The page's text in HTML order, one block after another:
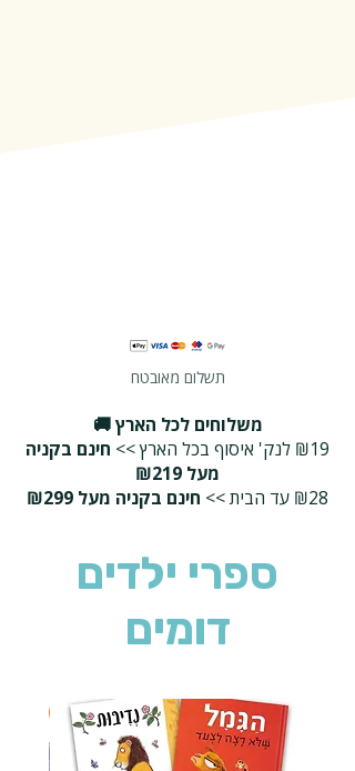
תשלום מאובטח
משלוחים לכל הארץ 🚚
₪19 לנק' איסוף בכל הארץ >>
חינם בקניה
מעל ₪219
₪28 עד הבית >>
חינם בקניה מעל ₪299
ספרי ילדים
דומים